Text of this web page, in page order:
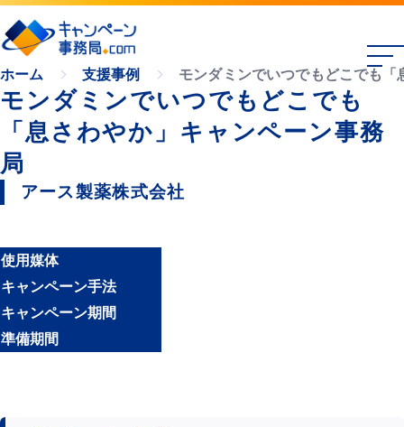
ホーム 支援事例 モンダミンでいつでもどこでも
モンダミンでいつでもどこでも
「息さわやか」キャンペーン事務
局
アース製薬株式会社
使用媒体
キャンペーン手法
キャンペーン期間
準備期間